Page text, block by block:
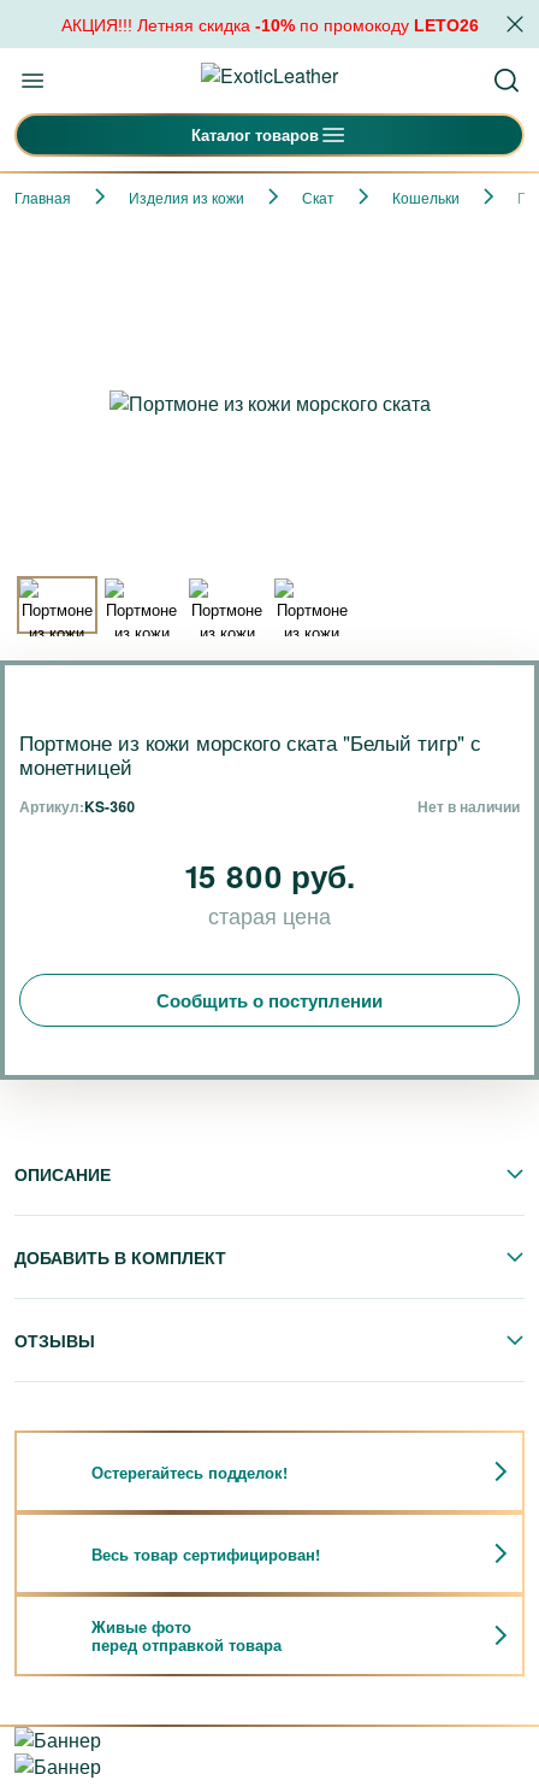
АКЦИЯ!!! Летняя скидка -10%по промокоду LETO26
Каталог товаров
Главная Изделия из кожи Скат Кошельки
Портмоне из кожи морского ската "Белый тигр" с
монетницей
Артикул:KS-360 Нет в наличии
15 800 руб.
старая цена
Сообщить о поступлении
ОПИСАНИЕ
ДОБАВИТЬ В КОМПЛЕКТ
ОТЗЫВЫ
Остерегайтесь подделок!
Весь товар сертифицирован!
Живые фото
перед отправкой товара